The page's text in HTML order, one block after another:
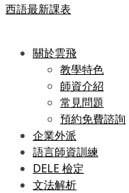
西語最新課表
關於雲飛
教學特色
師資介紹
常見問題
預約免費諮詢
企業外派
語言師資訓練
DELE 檢定
文法解析